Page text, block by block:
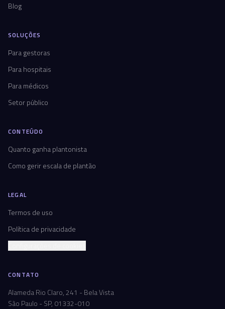
Blog
SOLUÇÕES
Para gestoras
Para hospitais
Para médicos
Setor público
CONTEÚDO
Quanto ganha plantonista
Como gerir escala de plantão
LEGAL
Termos de uso
Política de privacidade
CONTATO
Alameda Rio Claro, 241 - Bela Vista
São Paulo - SP, 01332-010